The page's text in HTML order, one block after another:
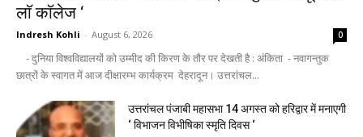
लाॅ काॅलेज ‘
Indresh Kohli - August 6, 2026 0
- दुनिया विश्वविद्यालयों को उम्मीद की किरण के तौर पर देखती है : अंकिता - नवागन्तुक
छात्रों के स्वागत में आज दीक्षारम्भ कार्यक्रम देहरादून। उत्तरांचल...
उत्तरांचल पंजाबी महासभा 14 अगस्त को हरिद्वार में मनाएगी
‘ विभाजन विभीषिका स्मृति दिवस ‘